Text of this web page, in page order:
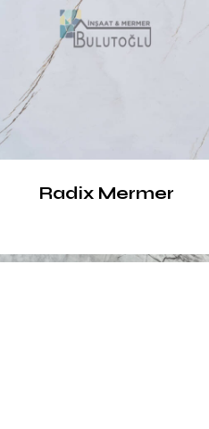
Radix Mermer